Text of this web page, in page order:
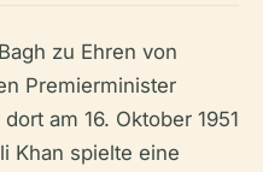
zu Ehren von
Premierminister
am 16. Oktober 1951
Khan spielte eine